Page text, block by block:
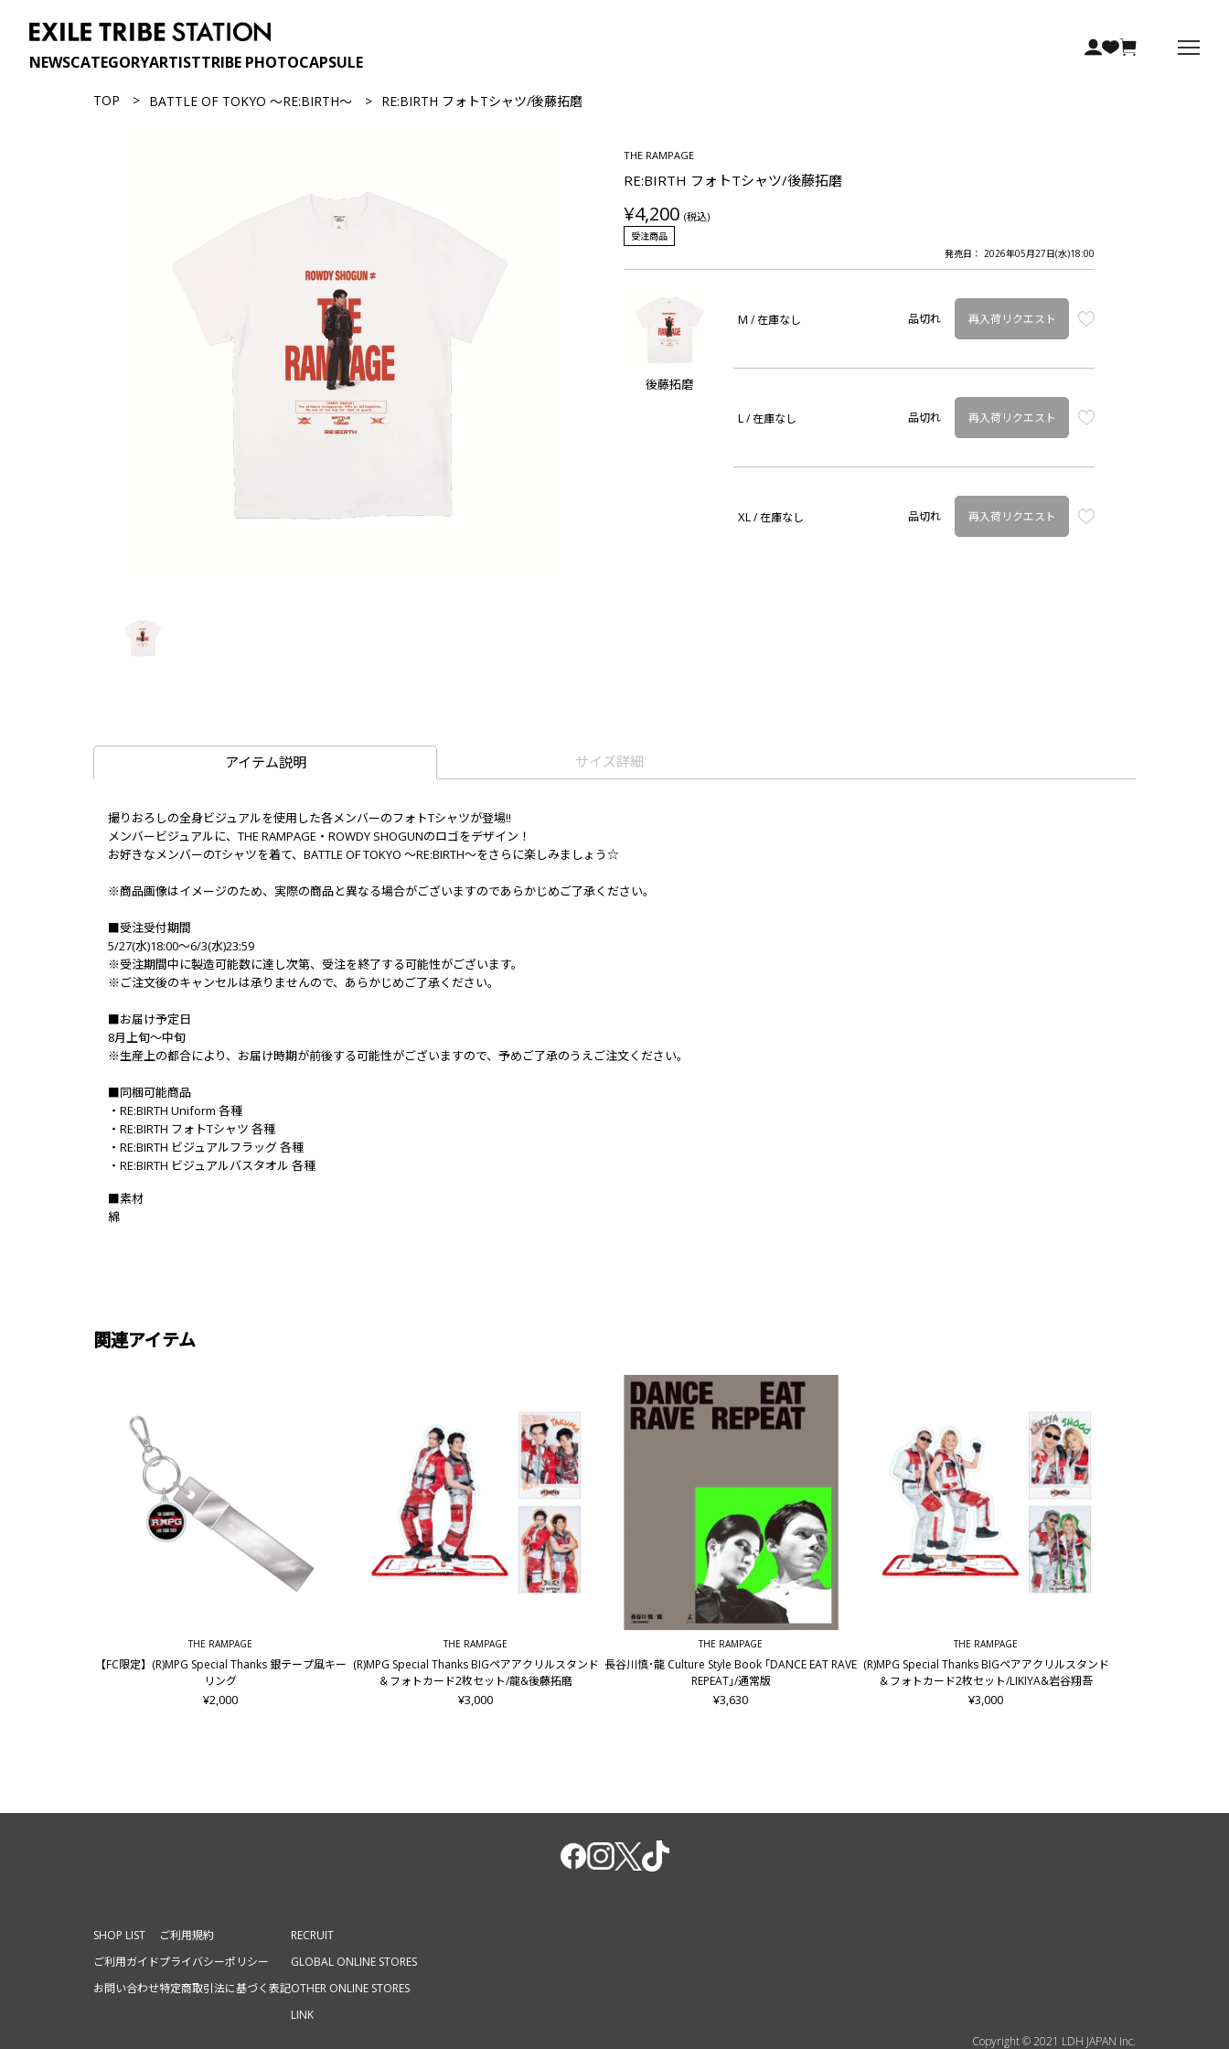
NEWSCATEGORYARTISTTRIBE PHOTOCAPSULE
TOP BATTLE OF TOKYO ～RE:BIRTH～ RE:BIRTH フォトTシャツ/後藤拓磨
THE RAMPAGE
RE:BIRTH フォトTシャツ/後藤拓磨
¥4,200 (税込)
受注商品
発売日： 2026年05月27日(水)18:00
後藤拓磨
M / 在庫なし 品切れ 再入荷リクエスト
L / 在庫なし 品切れ 再入荷リクエスト
XL / 在庫なし 品切れ 再入荷リクエスト
アイテム説明 サイズ詳細
撮りおろしの全身ビジュアルを使用した各メンバーのフォトTシャツが登場!!
メンバービジュアルに、THE RAMPAGE・ROWDY SHOGUNのロゴをデザイン！
お好きなメンバーのTシャツを着て、BATTLE OF TOKYO ～RE:BIRTH～をさらに楽しみましょう☆
※商品画像はイメージのため、実際の商品と異なる場合がございますのであらかじめご了承ください。
■受注受付期間
5/27(水)18:00～6/3(水)23:59
※受注期間中に製造可能数に達し次第、受注を終了する可能性がございます。
※ご注文後のキャンセルは承りませんので、あらかじめご了承ください。
■お届け予定日
8月上旬～中旬
※生産上の都合により、お届け時期が前後する可能性がございますので、予めご了承のうえご注文ください。
■同梱可能商品
・RE:BIRTH Uniform 各種
・RE:BIRTH フォトTシャツ 各種
・RE:BIRTH ビジュアルフラッグ 各種
・RE:BIRTH ビジュアルバスタオル 各種
■素材
綿
関連アイテム
THE RAMPAGE
【FC限定】(R)MPG Special Thanks 銀テープ風キー
リング
¥2,000
THE RAMPAGE
(R)MPG Special Thanks BIGペアアクリルスタンド
＆フォトカード2枚セット/龍&後藤拓磨
¥3,000
THE RAMPAGE
長谷川慎･龍 Culture Style Book ｢DANCE EAT RAVE
REPEAT｣/通常版
¥3,630
THE RAMPAGE
(R)MPG Special Thanks BIGペアアクリルスタンド
＆フォトカード2枚セット/LIKIYA&岩谷翔吾
¥3,000
SHOP LIST
ご利用ガイド
お問い合わせ
ご利用規約
プライバシーポリシー
特定商取引法に基づく表記
RECRUIT
GLOBAL ONLINE STORES
OTHER ONLINE STORES
LINK
Copyright © 2021 LDH JAPAN Inc.